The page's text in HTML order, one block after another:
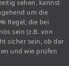
sehen, kannst
um die
Regel, die bei
sein (z.B. von
sicher sein, ob der
und wie prüfen